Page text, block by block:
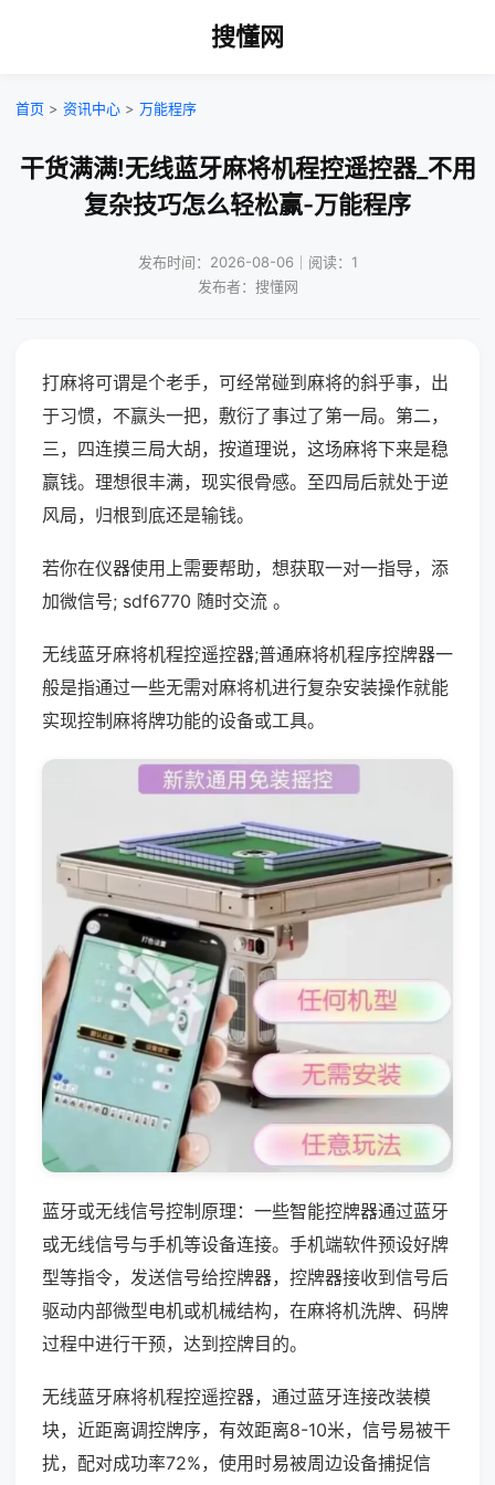
搜懂网
首页 > 资讯中心 > 万能程序
干货满满!无线蓝牙麻将机程控遥控器_不用
复杂技巧怎么轻松赢-万能程序
发布时间：2026-08-06｜阅读：1
发布者：搜懂网
打麻将可谓是个老手，可经常碰到麻将的斜乎事，出
于习惯，不赢头一把，敷衍了事过了第一局。第二，
三，四连摸三局大胡，按道理说，这场麻将下来是稳
赢钱。理想很丰满，现实很骨感。至四局后就处于逆
风局，归根到底还是输钱。
若你在仪器使用上需要帮助，想获取一对一指导，添
加微信号; sdf6770 随时交流 。
无线蓝牙麻将机程控遥控器;普通麻将机程序控牌器一
般是指通过一些无需对麻将机进行复杂安装操作就能
实现控制麻将牌功能的设备或工具。
蓝牙或无线信号控制原理：一些智能控牌器通过蓝牙
或无线信号与手机等设备连接。手机端软件预设好牌
型等指令，发送信号给控牌器，控牌器接收到信号后
驱动内部微型电机或机械结构，在麻将机洗牌、码牌
过程中进行干预，达到控牌目的。
无线蓝牙麻将机程控遥控器，通过蓝牙连接改装模
块，近距离调控牌序，有效距离8-10米，信号易被干
扰，配对成功率72%，使用时易被周边设备捕捉信